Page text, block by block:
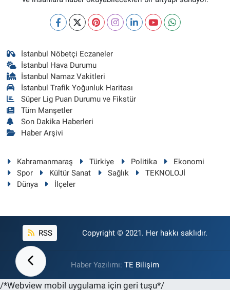
İstanbul Nöbetçi Eczaneler
İstanbul Hava Durumu
İstanbul Namaz Vakitleri
İstanbul Trafik Yoğunluk Haritası
Süper Lig Puan Durumu ve Fikstür
Tüm Manşetler
Son Dakika Haberleri
Haber Arşivi
Kahramanmaraş Türkiye Politika
Ekonomi
Spor
Kültür Sanat Sağlık
TEKNOLOJİ
Dünya
İlçeler
RSS Copyright © 2021. Her hakkı saklıdır.
Haber Yazılımı: TE Bilişim
/*Webview mobil uygulama için geri tuşu*/